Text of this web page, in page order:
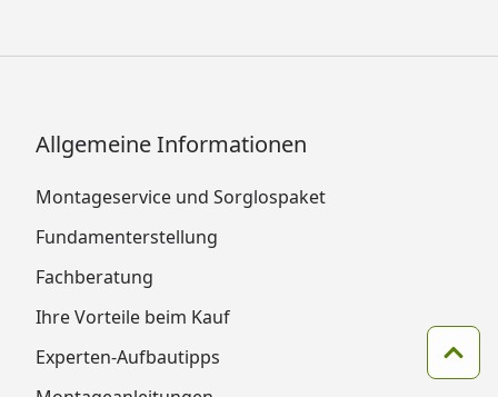
Allgemeine Informationen
Montageservice und Sorglospaket
Fundamenterstellung
Fachberatung
Ihre Vorteile beim Kauf
Experten-Aufbautipps